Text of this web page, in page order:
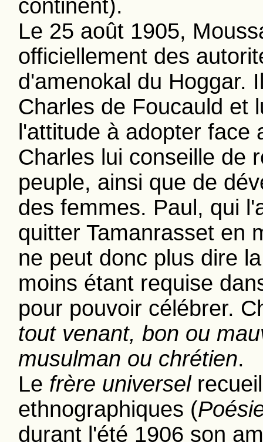
continent).
Le 25 août 1905,
officiellement des
d'amenokal du Hoggar.
Charles de Foucauld et
l'attitude à adopter
Charles lui conseille de
peuple, ainsi que de
des femmes. Paul, qui
quitter Tamanrasset en
ne peut donc plus dire
moins étant requise
pour pouvoir célébrer.
tout venant, bon ou
musulman ou chrétien.
Le frère universel
ethnographiques (
durant l'été 1906 son